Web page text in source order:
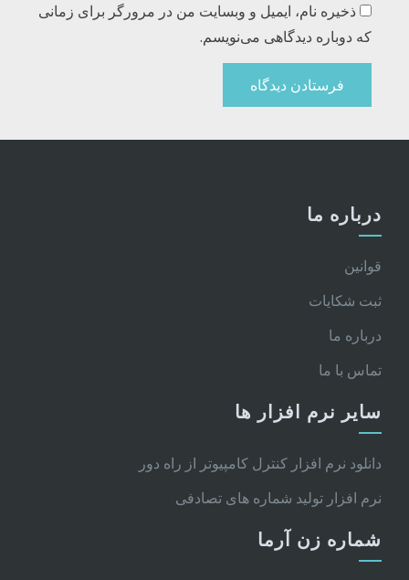
ذخیره نام، ایمیل و وبسایت من در مرورگر برای زمانی
که دوباره دیدگاهی می‌نویسم.
درباره ما
قوانین
ثبت شکایات
درباره ما
تماس با ما
سایر نرم افزار ها
دانلود نرم افزار کنترل کامپیوتر از راه دور
نرم افزار تولید شماره های تصادفی
شماره زن آرما